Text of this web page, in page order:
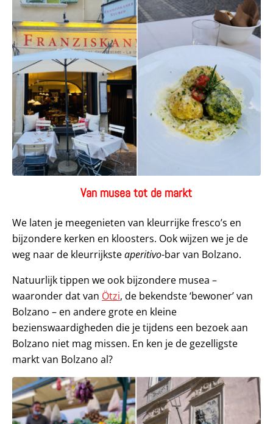
Van musea tot de markt
We laten je meegenieten van kleurrijke fresco’s en
bijzondere kerken en kloosters. Ook wijzen we je de
weg naar de kleurrijksteaperitivo-bar van Bolzano.
Natuurlijk tippen we ook bijzondere musea –
waaronder dat van Ötzi, de bekendste ‘bewoner’ van
Bolzano – en andere grote en kleine
bezienswaardigheden die je tijdens een bezoek aan
Bolzano niet mag missen. En ken je de gezelligste
markt van Bolzano al?